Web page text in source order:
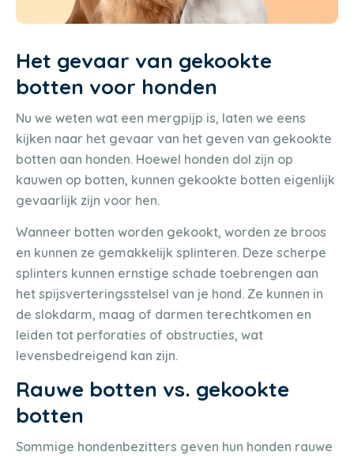
Het gevaar van gekookte
botten voor honden
Nu we weten wat een mergpijp is, laten we eens
kijken naar het gevaar van het geven van gekookte
botten aan honden. Hoewel honden dol zijn op
kauwen op botten, kunnen gekookte botten eigenlijk
gevaarlijk zijn voor hen.
Wanneer botten worden gekookt, worden ze broos
en kunnen ze gemakkelijk splinteren. Deze scherpe
splinters kunnen ernstige schade toebrengen aan
het spijsverteringsstelsel van je hond. Ze kunnen in
de slokdarm, maag of darmen terechtkomen en
leiden tot perforaties of obstructies, wat
levensbedreigend kan zijn.
Rauwe botten vs. gekookte
botten
Sommige hondenbezitters geven hun honden rauwe